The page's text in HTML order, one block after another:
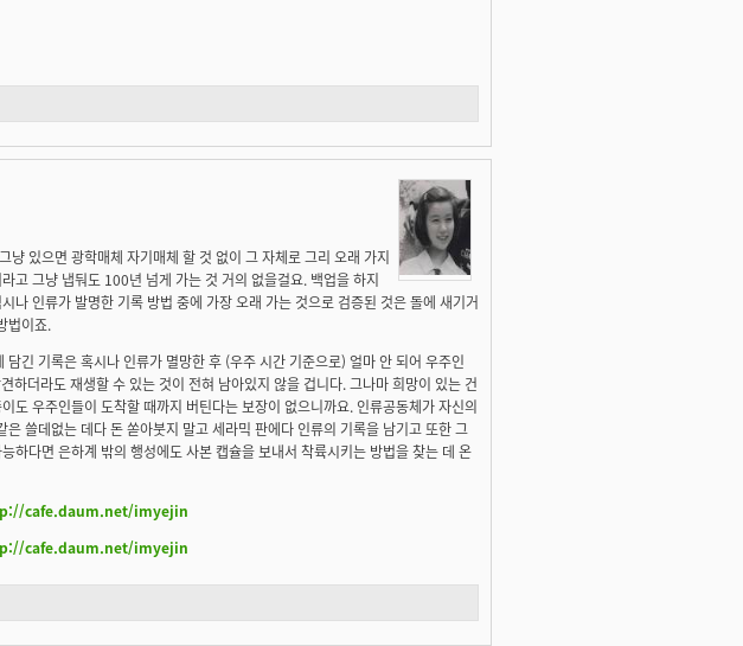
냥 있으면 광학매체 자기매체 할 것 없이 그 자체로 그리 오래 가지
고 그냥 냅둬도 100년 넘게 가는 것 거의 없을걸요. 백업을 하지
나 인류가 발명한 기록 방법 중에 가장 오래 가는 것으로 검증된 것은 돌에 새기거
법이죠.
긴 기록은 혹시나 인류가 멸망한 후 (우주 시간 기준으로) 얼마 안 되어 우주인
하더라도 재생할 수 있는 것이 전혀 남아있지 않을 겁니다. 그나마 희망이 있는 건
도 우주인들이 도착할 때까지 버틴다는 보장이 없으니까요. 인류공동체가 자신의
쓸데없는 데다 돈 쏟아붓지 말고 세라믹 판에다 인류의 기록을 남기고 또한 그
하다면 은하계 밖의 행성에도 사본 캡슐을 보내서 착륙시키는 방법을 찾는 데 온
cafe.daum.net/imyejin
cafe.daum.net/imyejin